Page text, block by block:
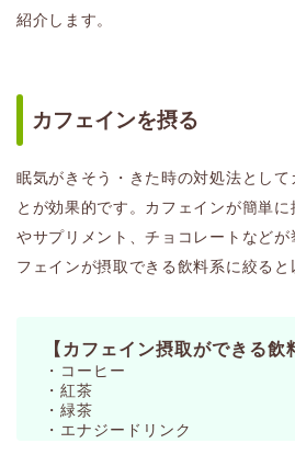
紹介します。
カフェインを摂る
眠気がきそう・きた時の対処法として
とが効果的です。カフェインが簡単
やサプリメント、チョコレートなど
フェインが摂取できる飲料系に絞ると
【カフェイン摂取ができる飲
・コーヒー
・紅茶
・緑茶
・エナジードリンク